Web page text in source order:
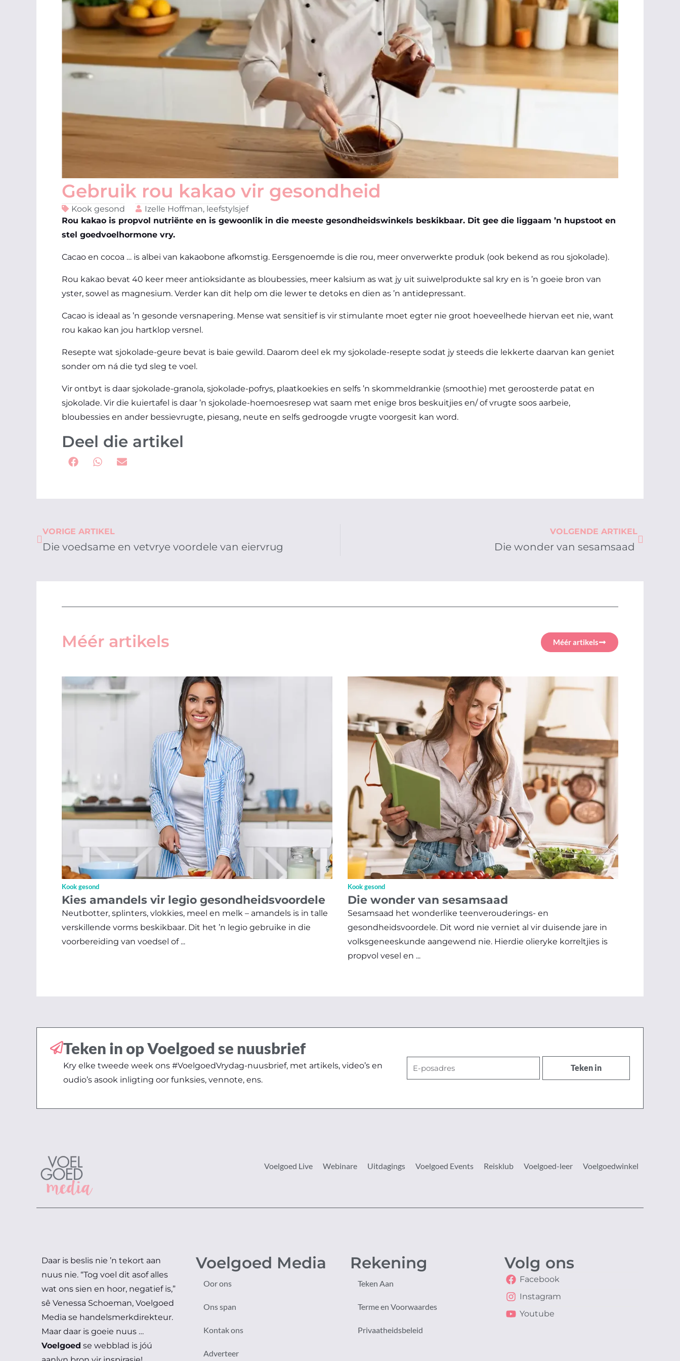
Gebruik rou kakao vir gesondheid
Kook gesond
Izelle Hoffman, leefstylsjef
Rou kakao is propvol nutriënte en is gewoonlik in die meeste gesondheidswinkels beskikbaar. Dit gee die liggaam ’n hupstoot en
stel goedvoelhormone vry.
Cacao en cocoa … is albei van kakaobone afkomstig. Eersgenoemde is die rou, meer onverwerkte produk (ook bekend as rou sjokolade).
Rou kakao bevat 40 keer meer antioksidante as bloubessies, meer kalsium as wat jy uit suiwelprodukte sal kry en is ’n goeie bron van
yster, sowel as magnesium. Verder kan dit help om die lewer te detoks en dien as ’n antidepressant.
Cacao is ideaal as ’n gesonde versnapering. Mense wat sensitief is vir stimulante moet egter nie groot hoeveelhede hiervan eet nie, want
rou kakao kan jou hartklop versnel.
Resepte wat sjokolade-geure bevat is baie gewild. Daarom deel ek my sjokolade-resepte sodat jy steeds die lekkerte daarvan kan geniet
sonder om ná die tyd sleg te voel.
Vir ontbyt is daar sjokolade-granola, sjokolade-pofrys, plaatkoekies en selfs ’n skommeldrankie (smoothie) met geroosterde patat en
sjokolade. Vir die kuiertafel is daar ’n sjokolade-hoemoesresep wat saam met enige bros beskuitjies en/ of vrugte soos aarbeie,
bloubessies en ander bessievrugte, piesang, neute en selfs gedroogde vrugte voorgesit kan word.
Deel die artikel
Prev
VORIGE ARTIKEL
Die voedsame en vetvrye voordele van eiervrug
VOLGENDE ARTIKEL
Die wonder van sesamsaad
Next
Méér artikels Méér artikels
Kook gesond
Kies amandels vir legio gesondheidsvoordele
Neutbotter, splinters, vlokkies, meel en melk – amandels is in talle
verskillende vorms beskikbaar. Dit het ’n legio gebruike in die
voorbereiding van voedsel of ...
Kook gesond
Die wonder van sesamsaad
Sesamsaad het wonderlike teenverouderings- en
gesondheidsvoordele. Dit word nie verniet al vir duisende jare in
volksgeneeskunde aangewend nie. Hierdie olieryke korreltjies is
propvol vesel en ...
Teken in op Voelgoed se nuusbrief
Kry elke tweede week ons #VoelgoedVrydag-nuusbrief, met artikels, video’s en
oudio’s asook inligting oor funksies, vennote, ens.
posadres
Teken in
Voelgoed Live Webinare Uitdagings Voelgoed Events Reisklub Voelgoed-leer Voelgoedwinkel
Daar is beslis nie ’n tekort aan
nuus nie. “Tog voel dit asof alles
wat ons sien en hoor, negatief is,”
sê Venessa Schoeman, Voelgoed
Media se handelsmerkdirekteur.
Maar daar is goeie nuus …
Voelgoed se webblad is jóú
Voelgoed Media
Oor ons
Ons span
Kontak ons
Adverteer
Rekening
Teken Aan
Terme en Voorwaardes
Privaatheidsbeleid
Volg ons
Facebook
Instagram
Youtube